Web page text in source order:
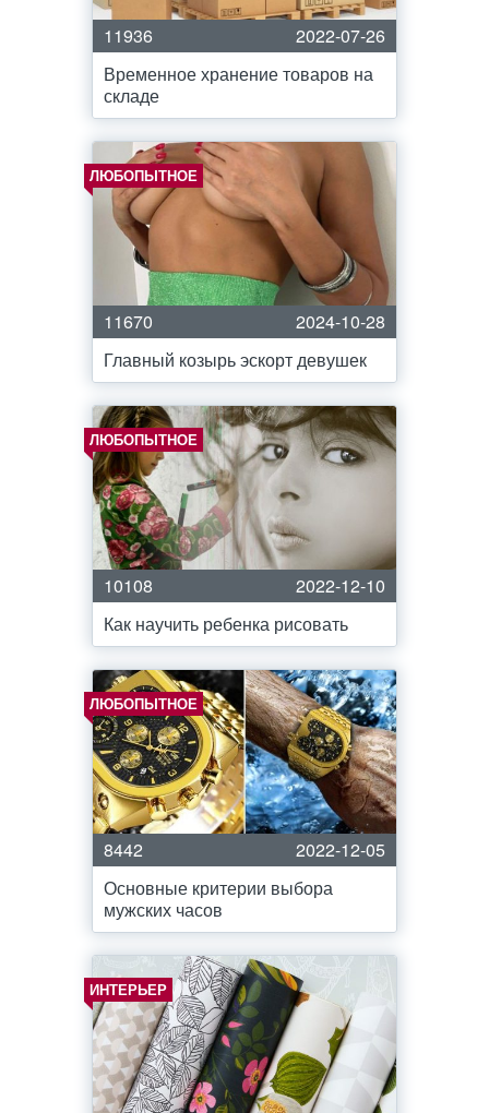
11936
2022-07-26
Временное хранение товаров на
складе
ЛЮБОПЫТНОЕ
11670
2024-10-28
Главный козырь эскорт девушек
ЛЮБОПЫТНОЕ
10108
2022-12-10
Как научить ребенка рисовать
ЛЮБОПЫТНОЕ
8442
2022-12-05
Основные критерии выбора
мужских часов
ИНТЕРЬЕР